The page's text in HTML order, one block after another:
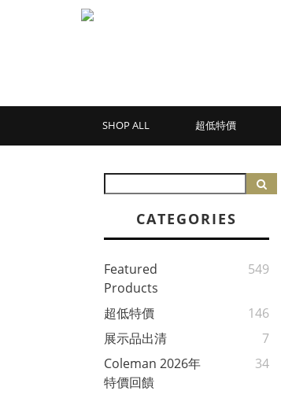
SHOP ALL 超低特價
CATEGORIES
Featured
Products
549
超低特價
146
展示品出清
7
Coleman 2026年
特價回饋
34